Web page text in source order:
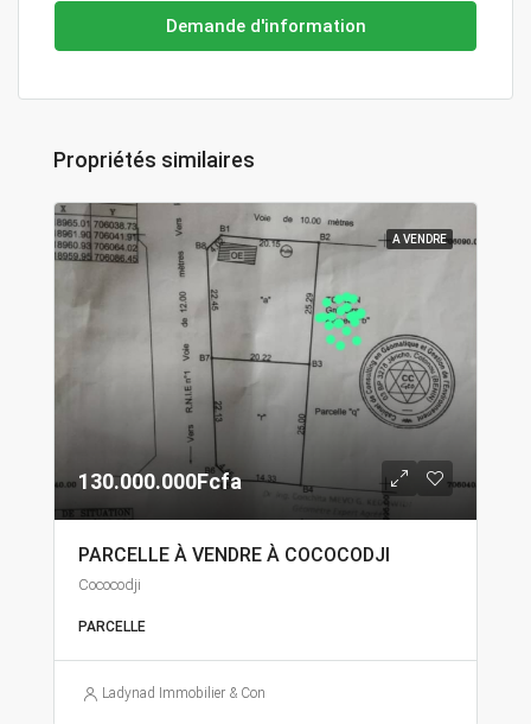
Demande d'information
Propriétés similaires
A VENDRE
130.000.000Fcfa
PARCELLE À VENDRE À COCOCODJI
Cococodji
PARCELLE
Ladynad Immobilier & Construction